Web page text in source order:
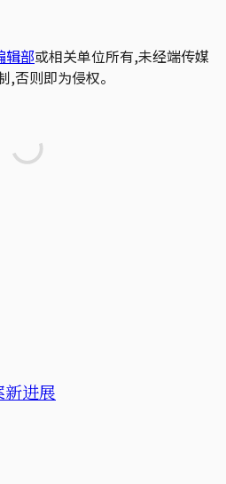
辑部或相关单位所有,未经端传媒
否则即为侵权。
进展